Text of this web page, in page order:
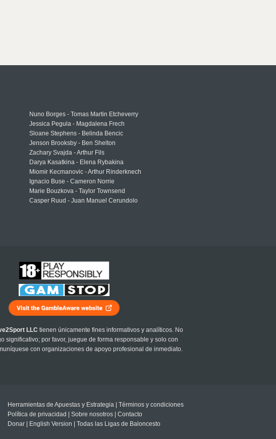
Nuno Borges - Tomas Martin Etcheverry
Jessica Pegula - Magdalena Frech
Sloane Stephens - Belinda Bencic
Jenson Brooksby - Ben Shelton
Zachary Svajda - Arthur Fils
Darya Kasatkina - Elena Rybakina
Miomir Kecmanovic - Arthur Rinderknech
Ignacio Buse - Cameron Norrie
Marie Bouzkova - Taylor Townsend
Casper Ruud - Juan Manuel Cerundolo
LLC tienen únicamente fines informativos y analíticos. No
por favor, juegue de forma responsable y solo con
con organizaciones de apoyo profesional de inmediato.
Herramientas de Apuestas y Estrategia
Términos y condiciones
Política de privacidad
Sobre nosotros
Contacto
Donar
English Version Todas las Ligas de Baloncesto